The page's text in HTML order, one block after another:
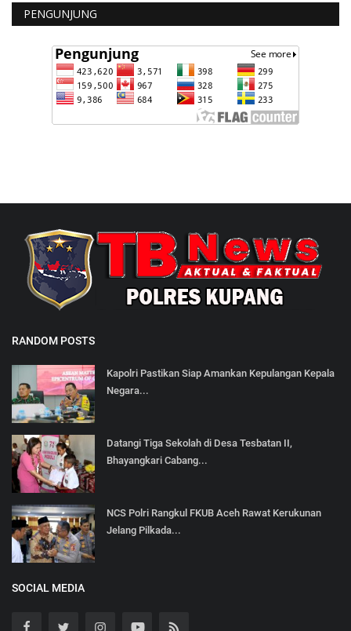
PENGUNJUNG
RANDOM POSTS
Kapolri Pastikan Siap Amankan Kepulangan Kepala
Negara...
Datangi Tiga Sekolah di Desa Tesbatan II,
Bhayangkari Cabang...
NCS Polri Rangkul FKUB Aceh Rawat Kerukunan
Jelang Pilkada...
SOCIAL MEDIA